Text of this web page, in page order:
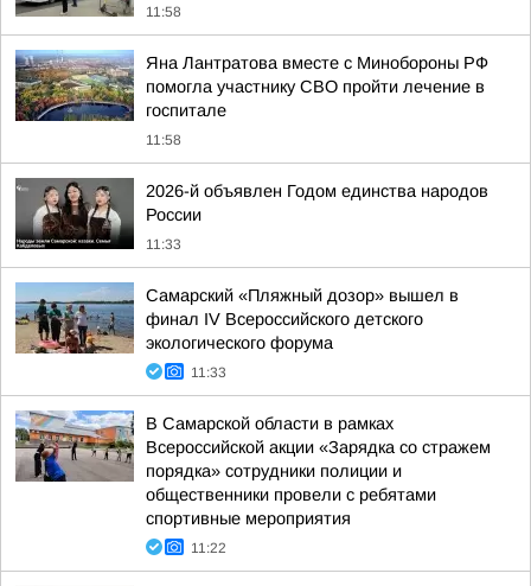
11:58
Яна Лантратова вместе с Минобороны РФ
помогла участнику СВО пройти лечение в
госпитале
11:58
2026-й объявлен Годом единства народов
России
11:33
Самарский «Пляжный дозор» вышел в
финал IV Всероссийского детского
экологического форума
11:33
В Самарской области в рамках
Всероссийской акции «Зарядка со стражем
порядка» сотрудники полиции и
общественники провели с ребятами
спортивные мероприятия
11:22